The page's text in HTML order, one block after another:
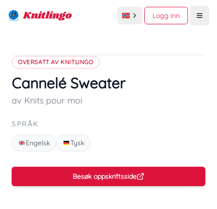
Knitlingo Logg inn
OVERSATT AV KNITLINGO
Cannelé Sweater
av Knits pour moi
SPRÅK
Engelsk Tysk
Besøk oppskriftsside